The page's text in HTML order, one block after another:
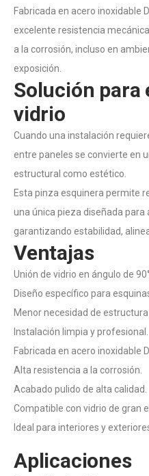
Fabricada en acero inoxidable
excelente resistencia
a la corrosión, incluso en
exposición.
Solución para
vidrio
Cuando una instalación
entre paneles se convierte en
estructural como estético.
Esta pinza esquinera permite
una única pieza diseñada para
garantizando estabilidad,
Ventajas
Unión de vidrio en ángulo de 90°.
Diseño específico para
Menor necesidad de estructura
Instalación limpia y profesional.
Fabricada en acero inoxidable
Alta resistencia a la corrosión.
Acabado pulido de alta calidad.
Compatible con vidrio de gran
Ideal para interiores y
Aplicaciones